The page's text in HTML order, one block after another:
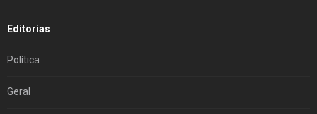
Editorias
Política
Geral